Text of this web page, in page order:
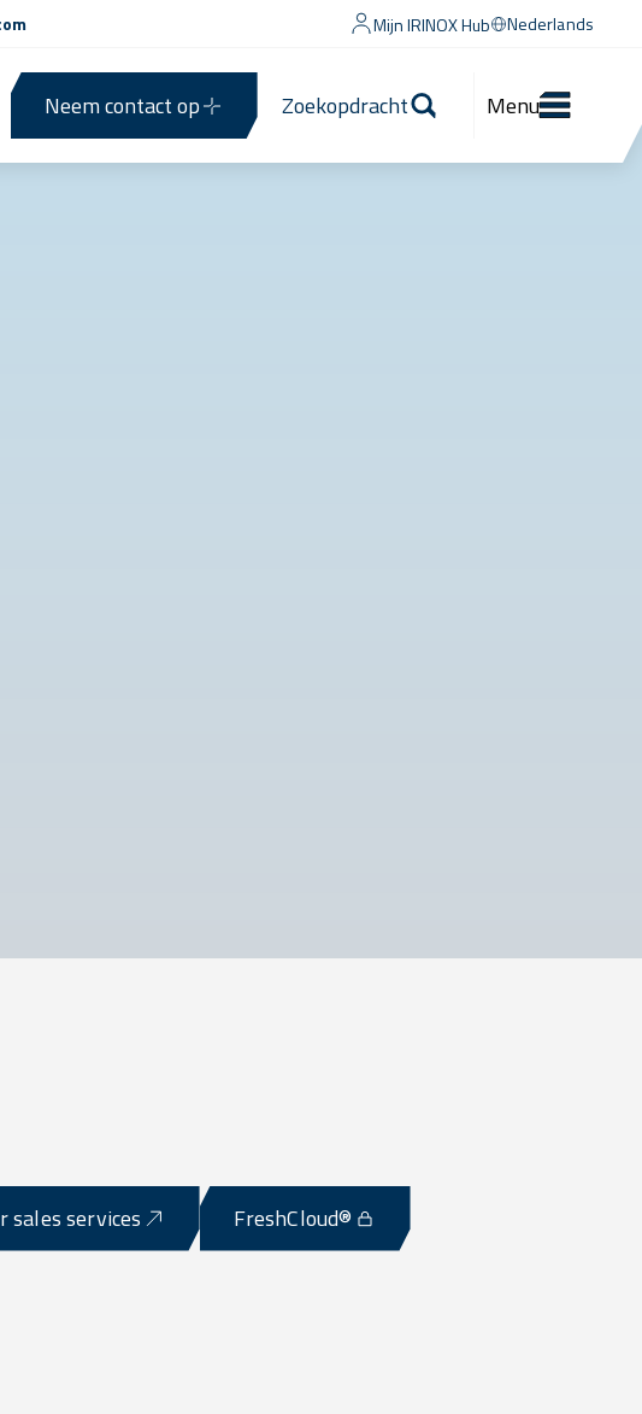
Mijn IRINOX Hub Nederlands
Neem contact op Zoekopdracht Menu
sales services FreshCloud®